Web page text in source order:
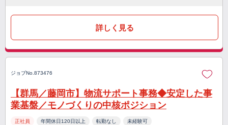
詳しく見る
ジョブNo.873476
【群馬／藤岡市】物流サポート事務◆安定した事
業基盤／モノづくりの中核ポジション
正社員 年間休日120日以上 転勤なし 未経験可